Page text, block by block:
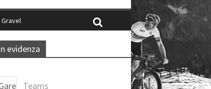
Gravel
evidenza
Teams